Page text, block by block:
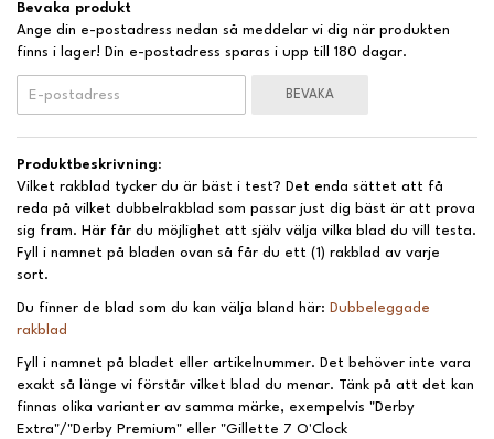
Bevaka produkt
Ange din e-postadress nedan så meddelar vi dig när produkten
finns i lager! Din e-postadress sparas i upp till 180 dagar.
BEVAKA
Produktbeskrivning:
Vilket rakblad tycker du är bäst i test? Det enda sättet att få
reda på vilket dubbelrakblad som passar just dig bäst är att prova
sig fram. Här får du möjlighet att själv välja vilka blad du vill testa.
Fyll i namnet på bladen ovan så får du ett (1) rakblad av varje
sort.
Du finner de blad som du kan välja bland här: Dubbeleggade
rakblad
Fyll i namnet på bladet eller artikelnummer. Det behöver inte vara
exakt så länge vi förstår vilket blad du menar. Tänk på att det kan
finnas olika varianter av samma märke, exempelvis "Derby
Extra"/"Derby Premium" eller "Gillette 7 O'Clock